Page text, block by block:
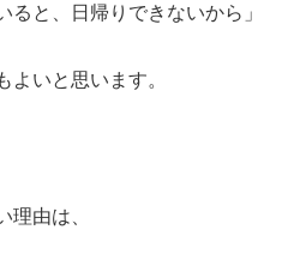
ると、日帰りできないから」
よいと思います。
理由は、